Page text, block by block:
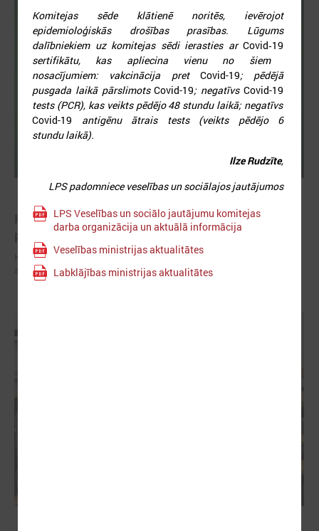
Komitejā informē par mājokļa pabalsta
palielināšanu un izmaiņām tā aprēķinā
Komitejā informē par mājokļa pabalsta palielināšanu un izmaiņām tā
aprēķinā
Komitejas sēde klātienē noritēs, ievērojot
epidemioloģiskās drošības prasības. Lūgums
dalībniekiem uz komitejas sēdi ierasties ar Covid‑19
sertifikātu, kas apliecina vienu no šiem
nosacījumiem: vakcinācija pret Covid-19; pēdējā
pusgada laikā pārslimotsCovid-19; negatīvsCovid-19
tests (PCR), kas veikts pēdējo 48 stundu laikā; negatīvs
Covid-19 antigēnu ātrais tests (veikts pēdējo 6
stundu laikā).
Ilze Rudzīte,
LPS padomniece veselības un sociālajos jautājumos
LPS Veselības un sociālo jautājumu komitejas
darba organizācija un aktuālā informācija
Veselības ministrijas aktualitātes
Labklājības ministrijas aktualitātes